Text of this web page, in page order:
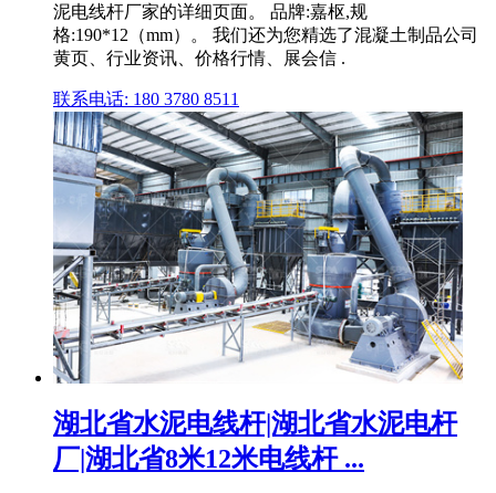
泥电线杆厂家的详细页面。 品牌:嘉枢,规
格:190*12（mm）。 我们还为您精选了混凝土制品公司
黄页、行业资讯、价格行情、展会信 .
联系电话: 180 3780 8511
湖北省水泥电线杆|湖北省水泥电杆
厂|湖北省8米12米电线杆 ...